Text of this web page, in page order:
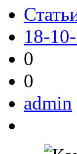
18-
0
0
admin